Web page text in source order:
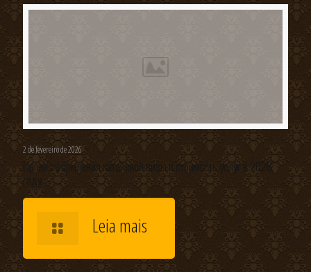
2 de fevereiro de 2026
Сроки оформления китайской визы и стоимость услуг в 2026
году
Leia mais